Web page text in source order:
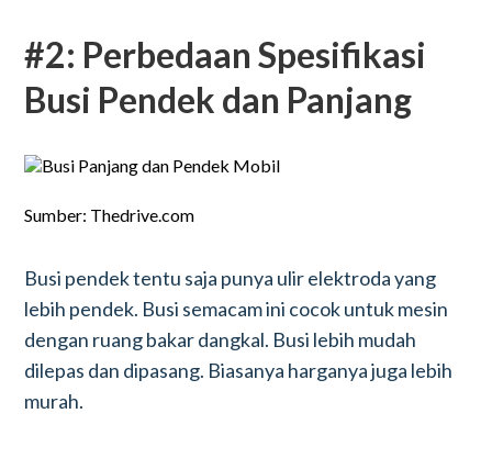
#2: Perbedaan Spesifikasi
Busi Pendek dan Panjang
Sumber: Thedrive.com
Busi pendek tentu saja punya ulir elektroda yang
lebih pendek. Busi semacam ini cocok untuk mesin
dengan ruang bakar dangkal. Busi lebih mudah
dilepas dan dipasang. Biasanya harganya juga lebih
murah.